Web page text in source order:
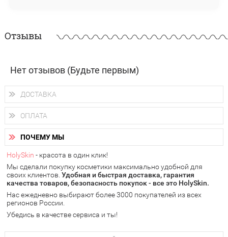
Отзывы
Нет отзывов (Будьте первым)
ДОСТАВКА
Доставка осуществляетсяпо всем городам России.
Вы можете выбрать доставку курьером, Почтой России или
получить заказ в пунктах выдачи PickPoint или пункте
самовывоза.
В 20 городах России доставка осуществляется ужена
следующий день.
у Вас всегда есть возможность получитьбесплатную
доставку от HolySkin.
подробнее об условиях доставки и оплаты в Вашем городе
ОПЛАТА
Вы можете оплатить свой заказ любым удобным способом:
наличными деньгами (
через интернет-банк (Альфа-банк, Сбербанк) и другими
электронными способами.
ПОЧЕМУ МЫ
HolySkin - красота в один клик!
Мы сделали покупку косметики максимально удобной для
своих клиентов. Удобная и быстрая доставка, гарантия
качества товаров, безопасность покупок - все это HolySkin.
Нас ежедневно выбирают более 3000 покупателей из всех
регионов России.
Убедись в качестве сервиса и ты!